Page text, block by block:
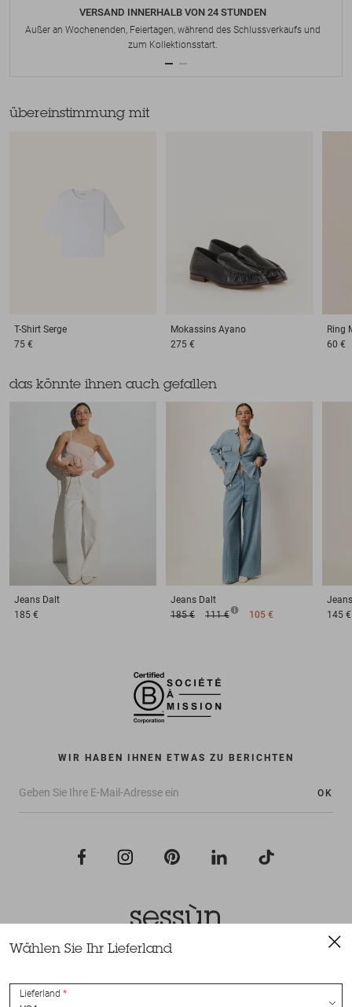
VERSAND INNERHALB VON 24 STUNDEN
Außer an Wochenenden, Feiertagen, während des Schlussverkaufs und
zum Kollektionsstart.
übereinstimmung mit
T-Shirt Serge
75 €
Mokassins Ayano
275 €
Ring
60 €
das könnte ihnen auch gefallen
Jeans Dalt
185 €
Jeans Dalt
185 €
111 € 105 €
Jeans
145 €
WIR HABEN IHNEN ETWAS ZU BERICHTEN
OK
Wählen Sie Ihr Lieferland
Lieferland